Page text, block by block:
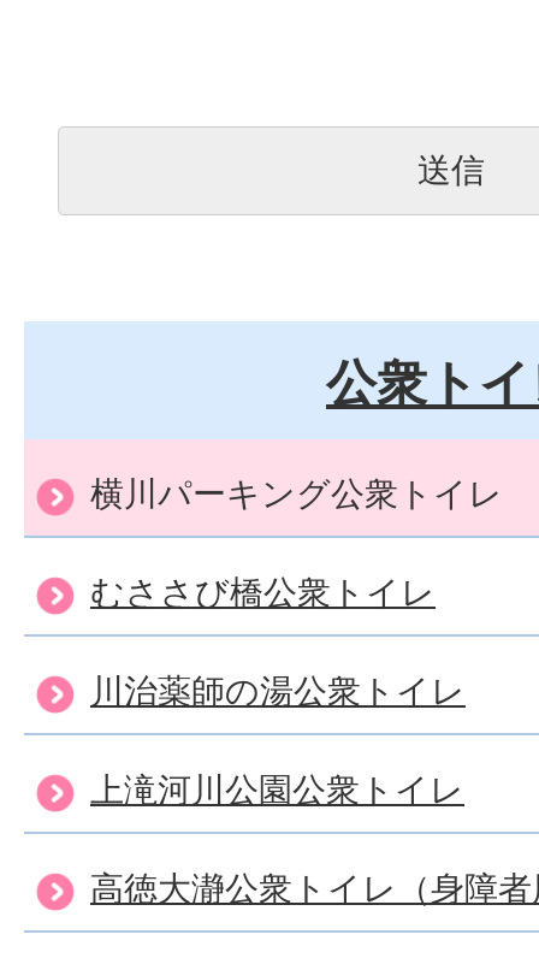
公衆ト
横川パーキング公衆トイレ
むささび橋公衆トイレ
川治薬師の湯公衆トイレ
上滝河川公園公衆トイレ
高徳大瀞公衆トイレ（身障